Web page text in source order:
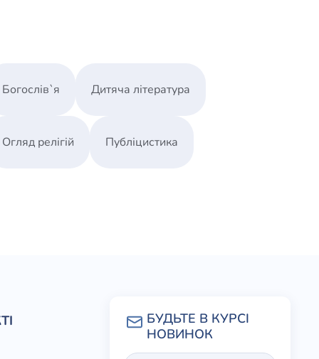
Богослів`я Дитяча література
Огляд релігій Публіцистика